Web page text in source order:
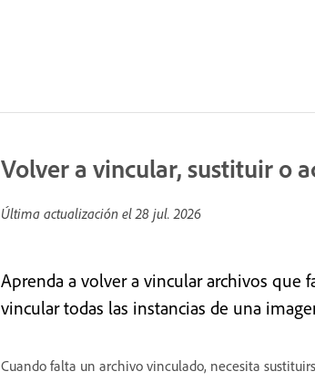
Volver a vincular, sustituir o
Última actualización el28 jul. 2026
Aprenda a volver a vincular archivos que
vincular todas las instancias de una
Cuando falta un archivo vinculado, necesita